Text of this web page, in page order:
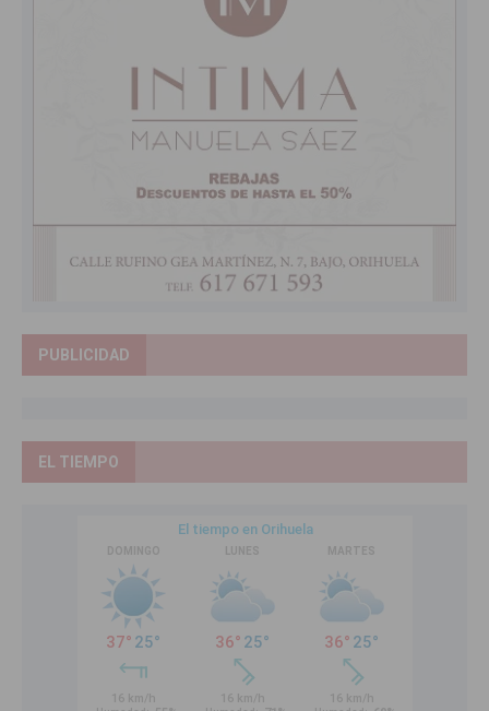
PUBLICIDAD
EL TIEMPO